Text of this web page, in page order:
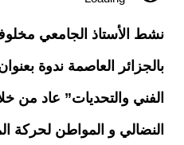
نشط الأستاذ الجامعي
الفني والتحديات” عاد من
النضالي و المواطن لحركة